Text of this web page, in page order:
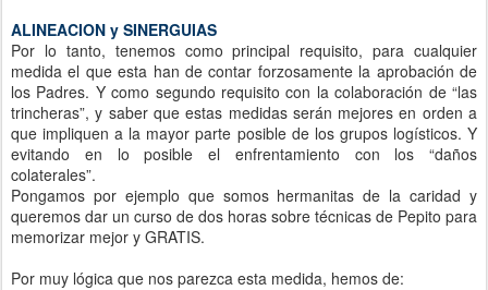
ALINEACION y SINERGUIAS
Por lo tanto, tenemos como principal requisito, para cualquier
medida el que esta han de contar forzosamente la aprobación de
los Padres. Y como segundo requisito con la colaboración de “las
trincheras”, y saber que estas medidas serán mejores en orden a
que impliquen a la mayor parte posible de los grupos logísticos. Y
evitando en lo posible el enfrentamiento con los “daños
colaterales”.
Pongamos por ejemplo que somos hermanitas de la caridad y
queremos dar un curso de dos horas sobre técnicas de Pepito para
memorizar mejor y GRATIS.
Por muy lógica que nos parezca esta medida, hemos de: